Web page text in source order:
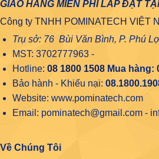
GIAO HÀNG MIỄN PHÍ LẮP ĐẶT
Công ty TNHH POMINATECH VIỆT
Trụ sở: 76 Bùi Văn Bình, P. Phú
MST: 3702777963 -
Hotline: 08 1800 1508Mua hàng:
Bảo hành - Khiếu nại:
Website: www.pominatech.com
Email: pominatech@gmail.com -
Về Chúng Tôi